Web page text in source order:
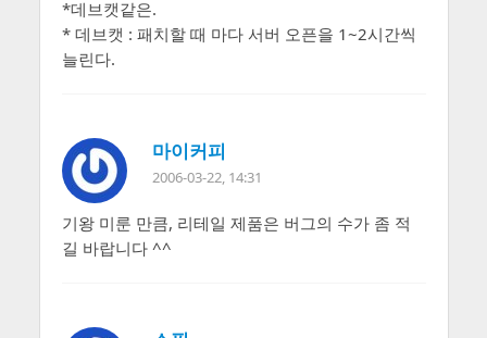
*데브캣같은.
* 데브캣 : 패치할 때 마다 서버 오픈을 1~2시간씩
늘린다.
마이커피
2006-03-22, 14:31
기왕 미룬 만큼, 리테일 제품은 버그의 수가 좀 적
길 바랍니다 ^^